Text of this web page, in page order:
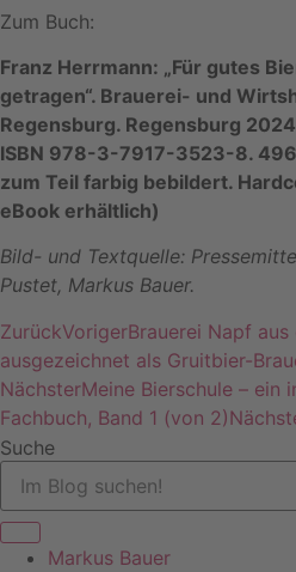
Zum Buch:
Franz Herrmann: „Für gutes
getragen“. Brauerei- und
Regensburg. Regensburg
ISBN 978-3-7917-3523-8.
zum Teil farbig bebildert.
eBook erhältlich)
Bild- und Textquelle:
Pustet, Markus Bauer.
ZurückVorigerBrauerei Napf
ausgezeichnet als Gruitbier-
NächsterMeine Bierschule – ein
Fachbuch, Band 1 (von 2)
Suche
Markus Bauer